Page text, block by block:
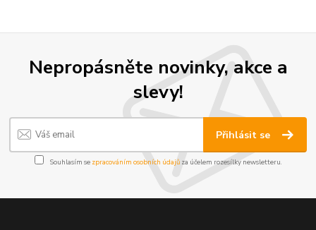
Nepropásněte novinky, akce a
slevy!
Přihlásit se
Souhlasím se zpracováním osobních údajůza účelem rozesílky newsletteru.